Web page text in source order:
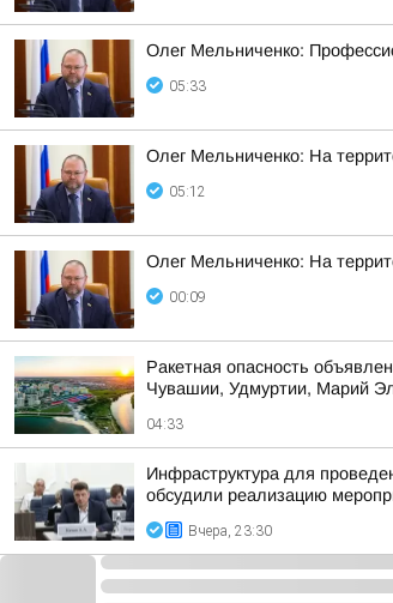
Олег Мельниченко:
05:33
Олег Мельниченко: На
05:12
Олег Мельниченко: На
00:09
Ракетная опасность
Чувашии, Удмуртии, Марий
04:33
Инфраструктура для
обсудили реализацию
Вчера, 23:30